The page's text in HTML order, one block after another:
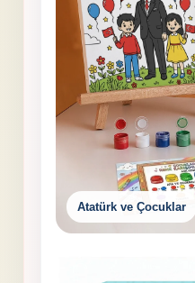
Atatürk ve Çocuklar